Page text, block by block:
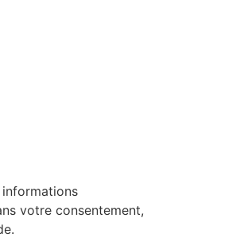
votre consentement,